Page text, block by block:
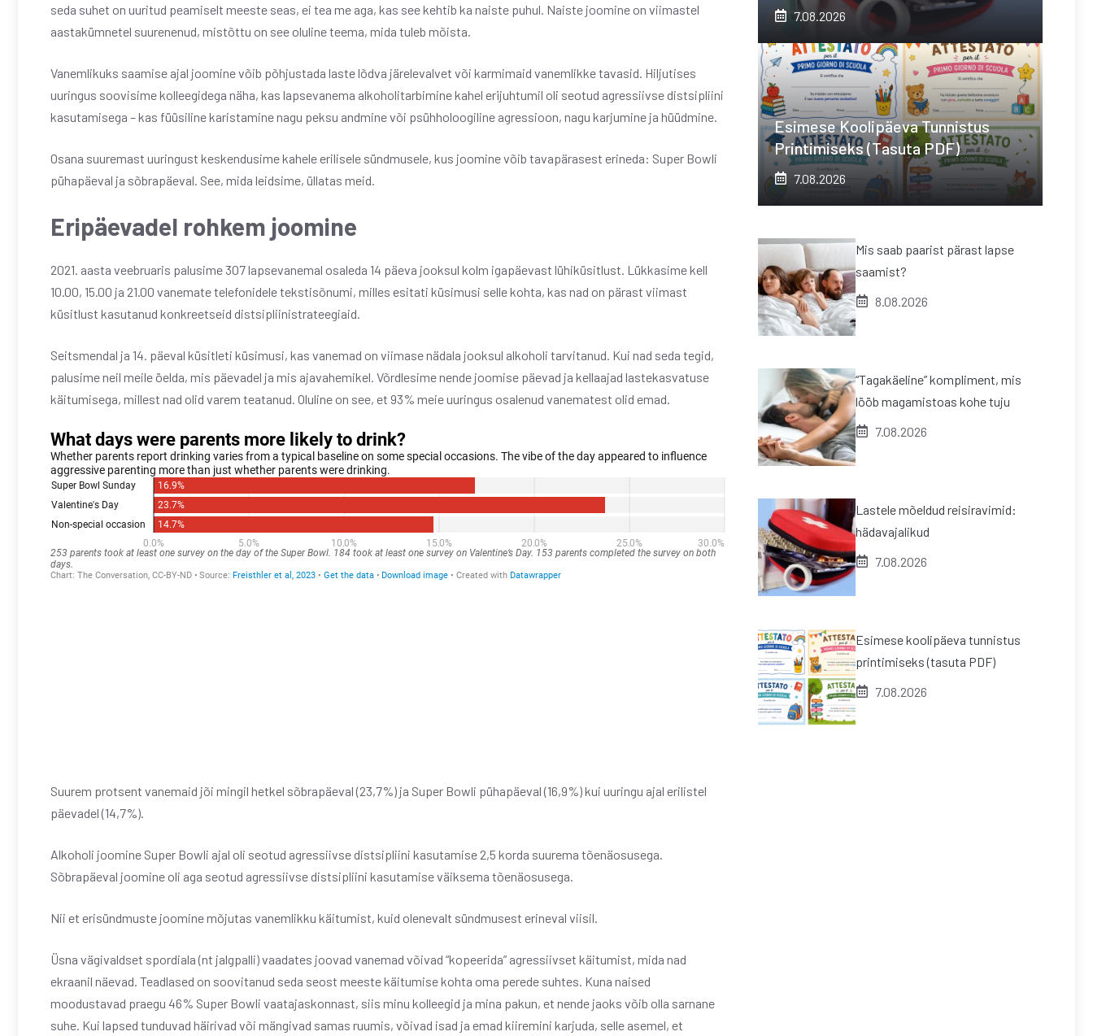
seda suhet on uuritud peamiselt meeste seas, ei tea me aga, kas see kehtib ka naiste puhul. Naiste joomine on viimastel
aastakümnetel suurenenud, mistõttu on see oluline teema, mida tuleb mõista.
Vanemlikuks saamise ajal joomine võib põhjustada laste lõdva järelevalvet või karmimaid vanemlikke tavasid. Hiljutises
uuringus soovisime kolleegidega näha, kas lapsevanema alkoholitarbimine kahel erijuhtumil oli seotud agressiivse distsipliini
kasutamisega – kas füüsiline karistamine nagu peksu andmine või psühholoogiline agressioon, nagu karjumine ja hüüdmine.
Osana suuremast uuringust keskendusime kahele erilisele sündmusele, kus joomine võib tavapärasest erineda: Super Bowli
pühapäeval ja sõbrapäeval. See, mida leidsime, üllatas meid.
Eripäevadel rohkem joomine
2021. aasta veebruaris palusime 307 lapsevanemal osaleda 14 päeva jooksul kolm igapäevast lühiküsitlust. Lükkasime kell
10.00, 15.00 ja 21.00 vanemate telefonidele tekstisõnumi, milles esitati küsimusi selle kohta, kas nad on pärast viimast
küsitlust kasutanud konkreetseid distsipliinistrateegiaid.
Seitsmendal ja 14. päeval küsitleti küsimusi, kas vanemad on viimase nädala jooksul alkoholi tarvitanud. Kui nad seda tegid,
palusime neil meile öelda, mis päevadel ja mis ajavahemikel. Võrdlesime nende joomise päevad ja kellaajad lastekasvatuse
käitumisega, millest nad olid varem teatanud. Oluline on see, et 93% meie uuringus osalenud vanematest olid emad.
Suurem protsent vanemaid jõi mingil hetkel sõbrapäeval (23,7%) ja Super Bowli pühapäeval (16,9%) kui uuringu ajal erilistel
päevadel (14,7%).
Alkoholi joomine Super Bowli ajal oli seotud agressiivse distsipliini kasutamise 2,5 korda suurema tõenäosusega.
Sõbrapäeval joomine oli aga seotud agressiivse distsipliini kasutamise väiksema tõenäosusega.
Nii et erisündmuste joomine mõjutas vanemlikku käitumist, kuid olenevalt sündmusest erineval viisil.
Üsna vägivaldset spordiala (nt jalgpalli) vaadates joovad vanemad võivad “kopeerida” agressiivset käitumist, mida nad
ekraanil näevad. Teadlased on soovitanud seda seost meeste käitumise kohta oma perede suhtes. Kuna naised
moodustavad praegu 46% Super Bowli vaatajaskonnast, siis minu kolleegid ja mina pakun, et nende jaoks võib olla sarnane
suhe. Kui lapsed tunduvad häirivad või mängivad samas ruumis, võivad isad ja emad kiiremini karjuda, selle asemel, et
7.08.2026
Esimese Koolipäeva Tunnistus
Printimiseks (tasuta PDF)
7.08.2026
Mis saab paarist pärast lapse
saamist?
8.08.2026
“Tagakäeline” kompliment, mis
lööb magamistoas kohe tuju
7.08.2026
Lastele mõeldud reisiravimid:
hädavajalikud
7.08.2026
Esimese koolipäeva tunnistus
printimiseks (tasuta PDF)
7.08.2026